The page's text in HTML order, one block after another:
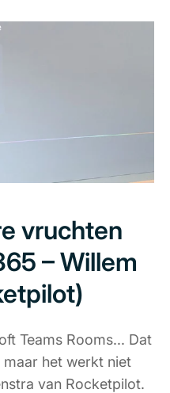
vruchten
– Willem
Teams Rooms... Dat
maar het werkt niet
van Rocketpilot.